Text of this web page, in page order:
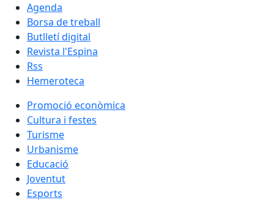
Agenda
Borsa de treball
Butlletí digital
Revista l'Espina
Rss
Hemeroteca
Promoció econòmica
Cultura i festes
Turisme
Urbanisme
Educació
Joventut
Esports